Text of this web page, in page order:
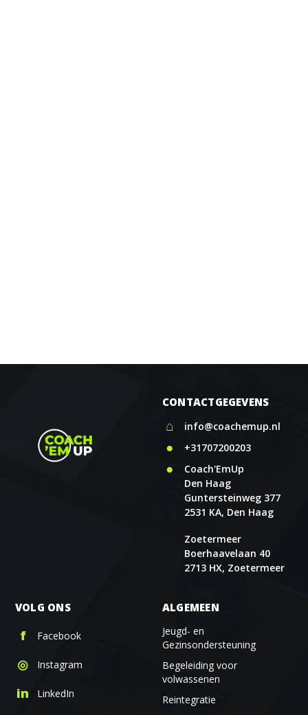
CONTACTGEGEVENS
⌂ info@coachemup.nl
● +31707200203
●
Coach'EmUp
Den Haag
Guntersteinweg 377
2531 KA, Den Haag
Zoetermeer
Boerhaavelaan 40
2713 HX, Zoetermeer
VOLG ONS
f Facebook
◎ Instagram
in LinkedIn
ALGEMEEN
Jeugd- en
Gezinsondersteuning
Begeleiding voor
volwassenen
Reintegratie